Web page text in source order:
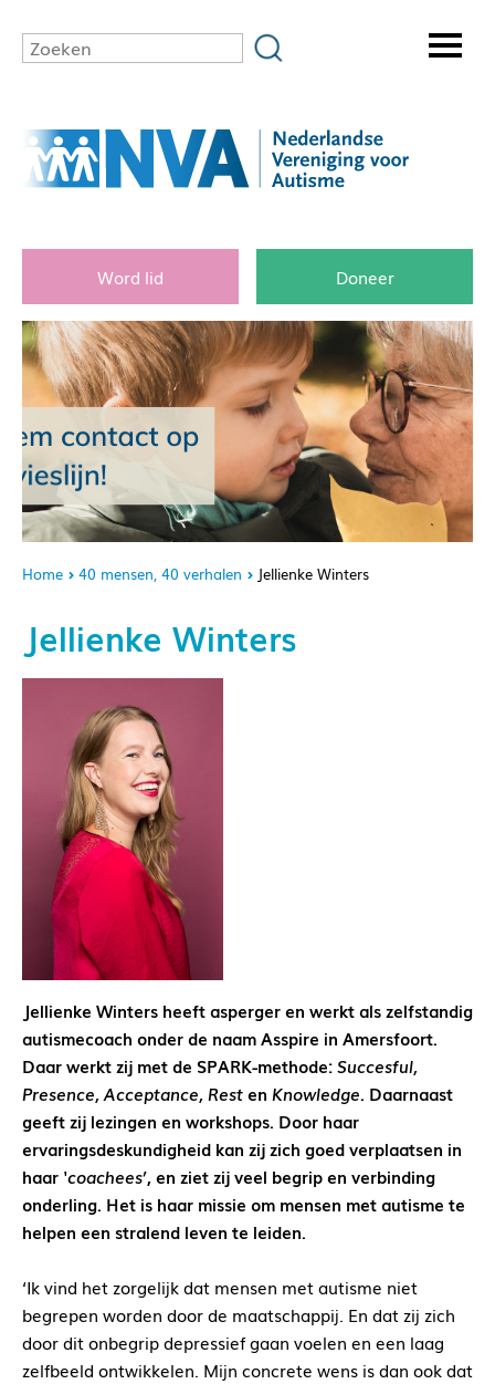
Word lid Doneer
Home 40 mensen, 40 verhalen Jellienke Winters
Jellienke Winters
Jellienke Winters heeft asperger en werkt als zelfstandig
autismecoach onder de naam Asspire in Amersfoort.
Daar werkt zij met de SPARK-methode:Succesful,
Presence, Acceptance, Resten Knowledge. Daarnaast
geeft zij lezingen en workshops. Door haar
ervaringsdeskundigheid kan zij zich goed verplaatsen in
haar ‘coachees’, en ziet zij veel begrip en verbinding
onderling. Het is haar missie om mensen met autisme te
helpen een stralend leven te leiden.
‘Ik vind het zorgelijk dat mensen met autisme niet
begrepen worden door de maatschappij. En dat zij zich
door dit onbegrip depressief gaan voelen en een laag
zelfbeeld ontwikkelen. Mijn concrete wens is dan ook dat